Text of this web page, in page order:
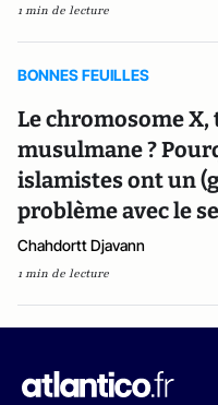
1 min de lecture
BONNES FEUILLES
Le chromosome
musulmane ?
islamistes ont un
problème avec le
Chahdortt Djavann
1 min de lecture